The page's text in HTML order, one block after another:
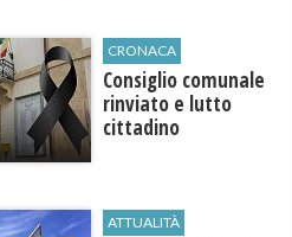
CRONACA
Consiglio comunale
rinviato e lutto
cittadino
ATTUALITÀ